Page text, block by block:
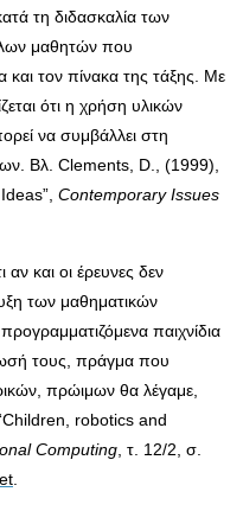
τη διδασκαλία των
μαθητών που
και τον πίνακα της τάξης. Με
ότι η χρήση υλικών
να συμβάλλει στη
Βλ. Clements, D., (1999),
Contemporary Issues
και οι έρευνες δεν
των μαθηματικών
παιχνίδια
τους, πράγμα που
πρώιμων θα λέγαμε,
robotics and
Computing , τ. 12/2, σ.